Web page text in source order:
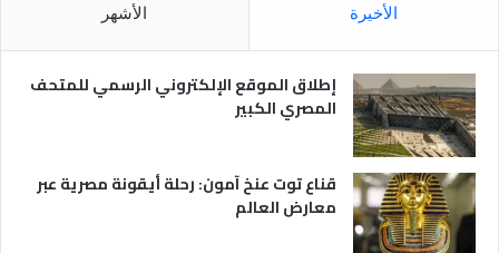
ر
ي
ة
الأخيرة الأشهر
إطلاق الموقع الإلكتروني الرسمي للمتحف
المصري الكبير
قناع توت عنخ آمون: رحلة أيقونة مصرية عبر
معارض العالم